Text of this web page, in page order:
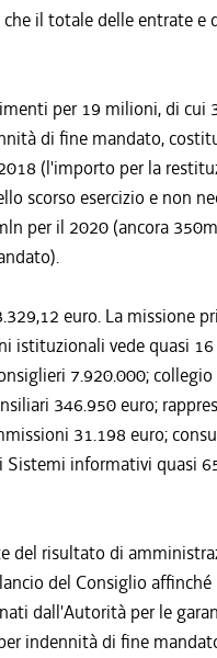
il totale delle entrate e
per 19 milioni, di cui
di fine mandato,
(l'importo per la
scorso esercizio e non
per il 2020 (ancora
euro. La missione
istituzionali vede quasi
7.920.000;
346.950 euro;
31.198 euro;
informativi quasi
del risultato di
del Consiglio
dall'Autorità per le
indennità di fine